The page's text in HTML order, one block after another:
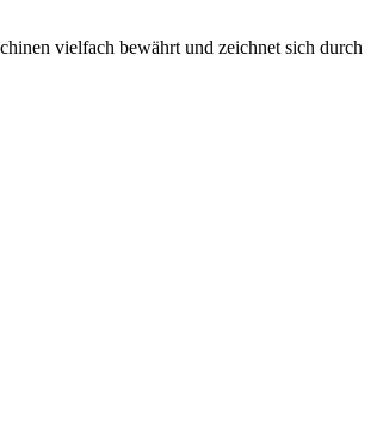
vielfach bewährt und zeichnet sich durch